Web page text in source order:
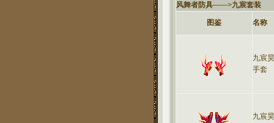
风舞者防具——>九宸套装
图鉴 名称
九宸
手套
九宸